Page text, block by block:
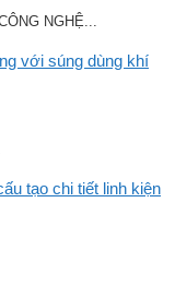
NGHỆ...
với súng dùng khí
tạo chi tiết linh kiện